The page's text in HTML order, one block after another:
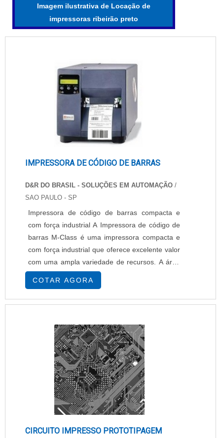
Imagem ilustrativa de Locação de
impressoras ribeirão preto
IMPRESSORA DE CÓDIGO DE BARRAS
D&R DO BRASIL - SOLUÇÕES EM AUTOMAÇÃO /
SAO PAULO - SP
Impressora de código de barras compacta e
com força industrial A Impressora de código de
barras M-Class é uma impressora compacta e
com força industrial que oferece excelente valor
com uma ampla variedade de recursos. A área
útil ser reduzida é ideal para os usuários que
precisam da potências máximas das
impressoras, que precisam levar em conta
de barras M-Class é uma solução perfeita para
aplicações ....
COTAR AGORA
CIRCUITO IMPRESSO PROTOTIPAGEM